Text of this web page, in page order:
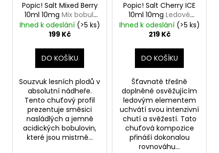
Popic! Salt Mixed Berry
10ml 10mg Mix bobulí
(jahoda, Malina,
Borůvka)
Ihned k odeslání (>5 ks)
199 Kč
DO KOŠÍKU
Souzvuk lesních plodů v
absolutní nádheře.
Tento chuťový profil
prezentuje směsici
nasládlých a jemně
acidických bobulovin,
které jsou mistrně...
Popic! Salt Cherry ICE
10ml 10mg Ledové
třešně
Ihned k odeslání (>5 ks)
219 Kč
DO KOŠÍKU
Šťavnaté třešně
doplněné osvěžujícím
ledovým elementem
uchvátí svou intenzivní
chutí a svěžestí. Tato
chuťová kompozice
přináší dokonalou
rovnováhu...